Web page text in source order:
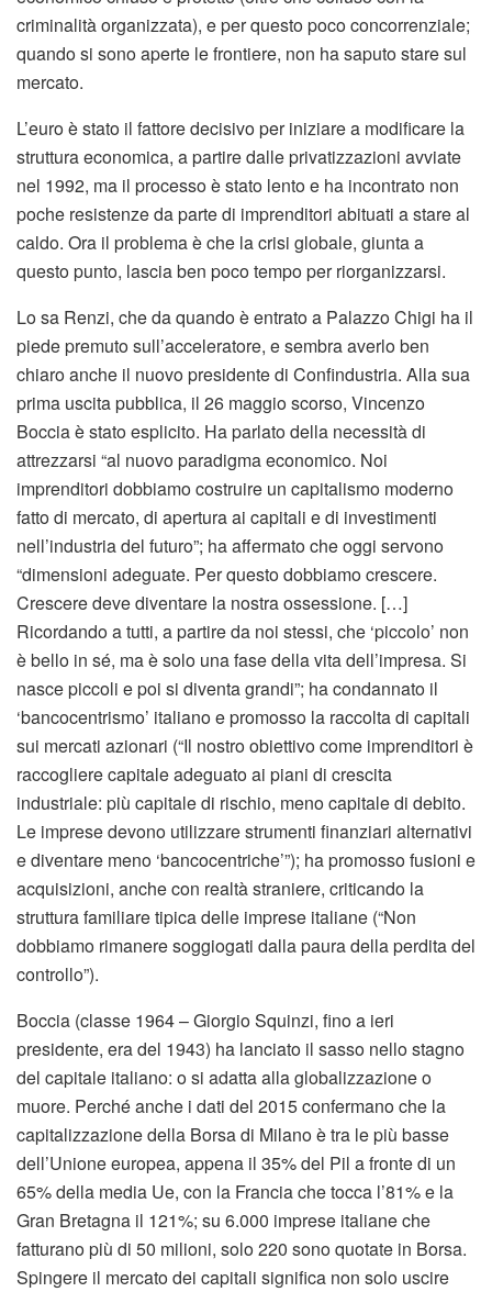
criminalità organizzata), e per questo poco concorrenziale;
quando si sono aperte le frontiere, non ha saputo stare sul
mercato.
L’euro è stato il fattore decisivo per iniziare a modificare la
struttura economica, a partire dalle privatizzazioni avviate
nel 1992, ma il processo è stato lento e ha incontrato non
poche resistenze da parte di imprenditori abituati a stare al
caldo. Ora il problema è che la crisi globale, giunta a
questo punto, lascia ben poco tempo per riorganizzarsi.
Lo sa Renzi, che da quando è entrato a Palazzo Chigi ha il
piede premuto sull’acceleratore, e sembra averlo ben
chiaro anche il nuovo presidente di Confindustria. Alla sua
prima uscita pubblica, il 26 maggio scorso, Vincenzo
Boccia è stato esplicito. Ha parlato della necessità di
attrezzarsi “al nuovo paradigma economico. Noi
imprenditori dobbiamo costruire un capitalismo moderno
fatto di mercato, di apertura ai capitali e di investimenti
nell’industria del futuro”; ha affermato che oggi servono
“dimensioni adeguate. Per questo dobbiamo crescere.
Crescere deve diventare la nostra ossessione. […]
Ricordando a tutti, a partire da noi stessi, che ‘piccolo’ non
è bello in sé, ma è solo una fase della vita dell’impresa. Si
nasce piccoli e poi si diventa grandi”; ha condannato il
‘bancocentrismo’ italiano e promosso la raccolta di capitali
sui mercati azionari (“Il nostro obiettivo come imprenditori è
raccogliere capitale adeguato ai piani di crescita
industriale: più capitale di rischio, meno capitale di debito.
Le imprese devono utilizzare strumenti finanziari alternativi
e diventare meno ‘bancocentriche’”); ha promosso fusioni e
acquisizioni, anche con realtà straniere, criticando la
struttura familiare tipica delle imprese italiane (“Non
dobbiamo rimanere soggiogati dalla paura della perdita del
controllo”).
Boccia (classe 1964 – Giorgio Squinzi, fino a ieri
presidente, era del 1943) ha lanciato il sasso nello stagno
del capitale italiano: o si adatta alla globalizzazione o
muore. Perché anche i dati del 2015 confermano che la
capitalizzazione della Borsa di Milano è tra le più basse
dell’Unione europea, appena il 35% del Pil a fronte di un
65% della media Ue, con la Francia che tocca l’81% e la
Gran Bretagna il 121%; su 6.000 imprese italiane che
fatturano più di 50 milioni, solo 220 sono quotate in Borsa.
Spingere il mercato dei capitali significa non solo uscire